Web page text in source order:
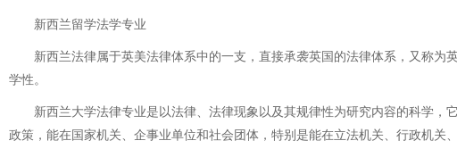
新西兰留学法学专业
新西兰法律属于英美法律体系中的一支，直接承袭英国的法律体系，又称为
学性。
新西兰大学法律专业是以法律、法律现象以及其规律性为研究内容的科学，
政策，能在国家机关、企事业单位和社会团体，特别是能在立法机关、行政机关